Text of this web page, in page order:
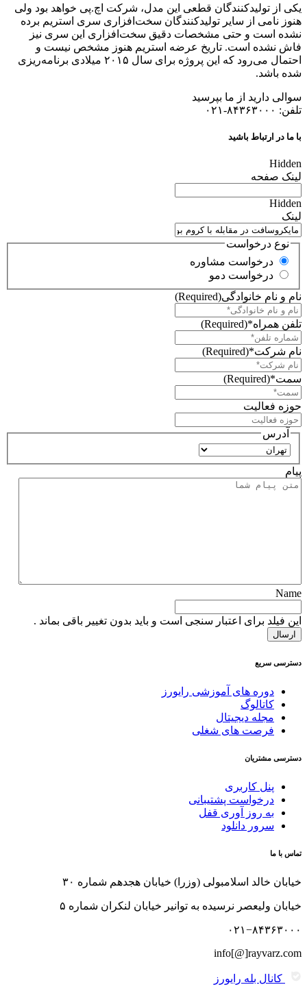
یکی از تولیدکنندگان قطعی این مدل، شرکت اچ.پی خواهد بود ولی
هنوز نامی از سایر تولیدکنندگان سخت‌افزاری سری استریم برده
نشده است و حتی مشخصات دقیق سخت‌افزاری این سری نیز
فاش نشده است. تاریخ عرضه استریم هنوز مشخص نیست و
احتمال می‌رود که این پروژه برای سال ۲۰۱۵ میلادی برنامه‌ریزی
شده باشد.
سوالی دارید از ما بپرسید
تلفن: ۸۴۳۶۳۰۰۰-۰۲۱
با ما در ارتباط باشید
Hidden
لینک صفحه
Hidden
لینک
نوع درخواست
درخواست مشاوره
درخواست دمو
نام و نام خانوادگی(Required)
تلفن همراه*(Required)
نام شرکت*(Required)
سمت*(Required)
حوزه فعالیت
آدرس
استان
پیام
Name
این فیلد برای اعتبار سنجی است و باید بدون تغییر باقی بماند .
دسترسی سریع
دوره های آموزشی رایورز
کاتالوگ
مجله دیجیتال
فرصت های شغلی
دسترسی مشتریان
پنل کاربری
درخواست پشتیبانی
به روز آوری قفل
سرور دانلود
تماس با ما
خیابان خالد اسلامبولی (وزرا) خیابان هجدهم شماره ۳۰
خیابان ولیعصر نرسیده به توانیر خیابان لنکران شماره ۵
۰۲۱−۸۴۳۶۳۰۰۰
info[@]rayvarz.com
کانال بله رایورز